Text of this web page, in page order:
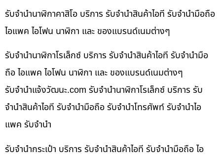
รับจำนำนาฬิกาคาสิโอ บริการ รับจำนำสินค้าไอที รับจำนำมือถือ
ไอแพค ไอโฟน นาฬิกา และ ของแบรนด์เนมต่างๆ
รับจำนำนาฬิกาโรเล็กซ์ บริการ รับจำนำสินค้าไอที รับจำนำมือ
ถือ ไอแพค ไอโฟน นาฬิกา และ ของแบรนด์เนมต่างๆ
รับจํานําแจ้งวัฒนะ.com รับจำนำนาฬิกาโรเล็กซ์ บริการ รับ
จำนำสินค้าไอที รับจำนำมือถือ รับจำนำโทรศัพท์ รับจำนำไอ
แพค รับจำนำ
รับจำนำกระเป๋า บริการ รับจำนำสินค้าไอที รับจำนำมือถือ ไอ